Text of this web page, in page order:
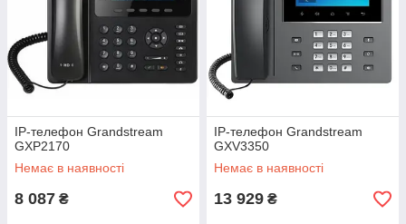
IP-телефон Grandstream
GXP2170
Немає в наявності
8 087 ₴
IP-телефон Grandstream
GXV3350
Немає в наявності
13 929 ₴